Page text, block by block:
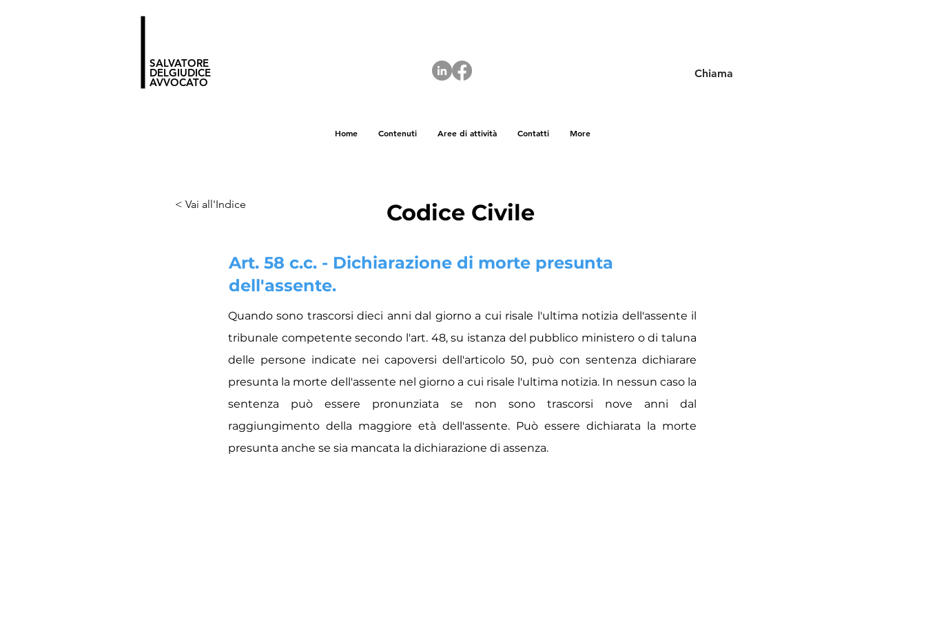
SALVATORE
DELGIUDICE
AVVOCATO
Chiama
Home Contenuti Aree di attività Contatti More
< Vai all'Indice Codice Civile
Art. 58 c.c. - Dichiarazione di morte presunta
dell'assente.
Quando sono trascorsi dieci anni dal giorno a cui risale l'ultima notizia dell'assente il
tribunale competente secondo l'art. 48, su istanza del pubblico ministero o di taluna
delle persone indicate nei capoversi dell'articolo 50, può con sentenza dichiarare
presunta la morte dell'assente nel giorno a cui risale l'ultima notizia. In nessun caso la
sentenza può essere pronunziata se non sono trascorsi nove anni dal
raggiungimento della maggiore età dell'assente. Può essere dichiarata la morte
presunta anche se sia mancata la dichiarazione di assenza.